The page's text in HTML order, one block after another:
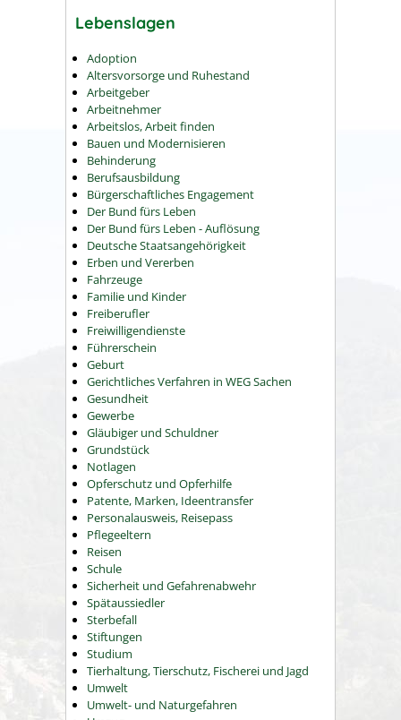
Lebenslagen
Adoption
Altersvorsorge und Ruhestand
Arbeitgeber
Arbeitnehmer
Arbeitslos, Arbeit finden
Bauen und Modernisieren
Behinderung
Berufsausbildung
Bürgerschaftliches Engagement
Der Bund fürs Leben
Der Bund fürs Leben - Auflösung
Deutsche Staatsangehörigkeit
Erben und Vererben
Fahrzeuge
Familie und Kinder
Freiberufler
Freiwilligendienste
Führerschein
Geburt
Gerichtliches Verfahren in WEG Sachen
Gesundheit
Gewerbe
Gläubiger und Schuldner
Grundstück
Notlagen
Opferschutz und Opferhilfe
Patente, Marken, Ideentransfer
Personalausweis, Reisepass
Pflegeeltern
Reisen
Schule
Sicherheit und Gefahrenabwehr
Spätaussiedler
Sterbefall
Stiftungen
Studium
Tierhaltung, Tierschutz, Fischerei und Jagd
Umwelt
Umwelt- und Naturgefahren